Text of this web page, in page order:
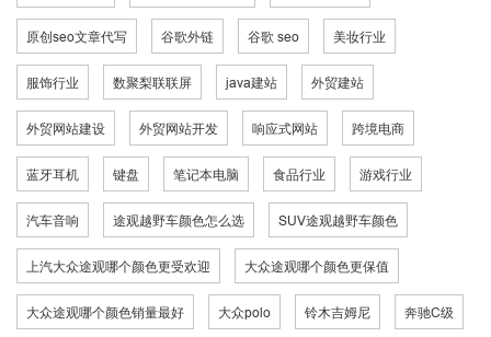
原创seo文章代写 谷歌外链 谷歌 seo 美妆行业
服饰行业 数聚梨联联屏 java建站 外贸建站
外贸网站建设 外贸网站开发 响应式网站 跨境电商
蓝牙耳机 键盘 笔记本电脑 食品行业 游戏行业
汽车音响 途观越野车颜色怎么选 SUV途观越野车颜色
上汽大众途观哪个颜色更受欢迎 大众途观哪个颜色更保值
大众途观哪个颜色销量最好 大众polo 铃木吉姆尼 奔驰C级